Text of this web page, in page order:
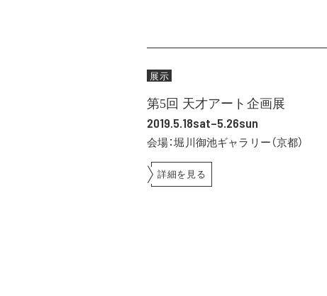
展示
第5回 天才アート企画展
2019.5.18sat–5.26sun
会場：堀川御池ギャラリー（京都）
詳細を見る